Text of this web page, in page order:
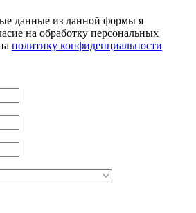
данные из данной формы я
на обработку персональных
политику конфиденциальности